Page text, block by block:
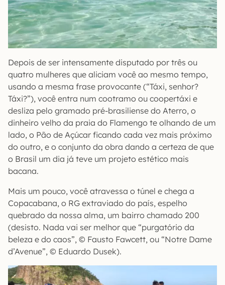
Depois de ser intensamente disputado por três ou
quatro mulheres que aliciam você ao mesmo tempo,
usando a mesma frase provocante (“Táxi, senhor?
Táxi?”), você entra num cootramo ou coopertáxi e
desliza pelo gramado pré-brasiliense do Aterro, o
dinheiro velho da praia do Flamengo te olhando de um
lado, o Pão de Açúcar ficando cada vez mais próximo
do outro, e o conjunto da obra dando a certeza de que
o Brasil um dia já teve um projeto estético mais
bacana.
Mais um pouco, você atravessa o túnel e chega a
Copacabana, o RG extraviado do país, espelho
quebrado da nossa alma, um bairro chamado 200
(desisto. Nada vai ser melhor que “purgatório da
beleza e do caos”, © Fausto Fawcett, ou “Notre Dame
d’Avenue”, © Eduardo Dusek).